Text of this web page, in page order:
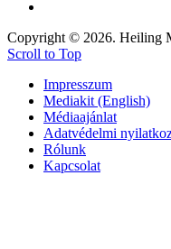
Copyright © 2026. Heiling
Scroll to Top
Impresszum
Mediakit (English)
Médiaajánlat
Adatvédelmi
Rólunk
Kapcsolat